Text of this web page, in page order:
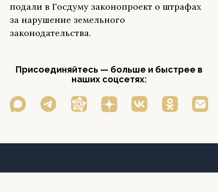
подали в Госдуму законопроект о штрафах
за нарушение земельного
законодательства.
Присоединяйтесь — больше и быстрее в
наших соцсетях: